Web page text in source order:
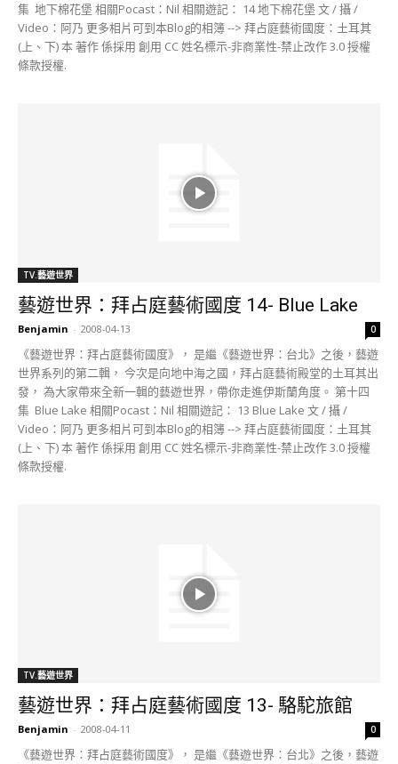
集 地下棉花堡 相關Pocast：Nil 相關遊記： 14 地下棉花堡 文 / 攝 /
Video：阿乃 更多相片可到本Blog的相簿 --> 拜占庭藝術國度：土耳其
(上、下) 本 著作 係採用 創用 CC 姓名標示-非商業性-禁止改作 3.0 授權
條款授權.
TV.藝遊世界
藝遊世界：拜占庭藝術國度 14- Blue Lake
Benjamin - 2008-04-13 0
《藝遊世界：拜占庭藝術國度》， 是繼《藝遊世界：台北》之後，藝遊
世界系列的第二輯， 今次是向地中海之國，拜占庭藝術殿堂的土耳其出
發， 為大家帶來全新一輯的藝遊世界，帶你走進伊斯蘭角度。 第十四
集 Blue Lake 相關Pocast：Nil 相關遊記： 13 Blue Lake 文 / 攝 /
Video：阿乃 更多相片可到本Blog的相簿 --> 拜占庭藝術國度：土耳其
(上、下) 本 著作 係採用 創用 CC 姓名標示-非商業性-禁止改作 3.0 授權
條款授權.
TV.藝遊世界
藝遊世界：拜占庭藝術國度 13- 駱駝旅館
Benjamin - 2008-04-11 0
《藝遊世界：拜占庭藝術國度》， 是繼《藝遊世界：台北》之後，藝遊